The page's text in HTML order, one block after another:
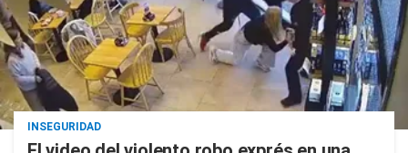
INSEGURIDAD